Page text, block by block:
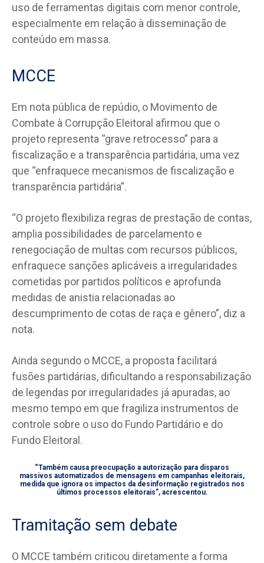
uso de ferramentas digitais com menor controle,
especialmente em relação à disseminação de
conteúdo em massa.
MCCE
Em nota pública de repúdio, o Movimento de
Combate à Corrupção Eleitoral afirmou que o
projeto representa “grave retrocesso” para a
fiscalização e a transparência partidária, uma vez
que “enfraquece mecanismos de fiscalização e
transparência partidária”.
“O projeto flexibiliza regras de prestação de contas,
amplia possibilidades de parcelamento e
renegociação de multas com recursos públicos,
enfraquece sanções aplicáveis a irregularidades
cometidas por partidos políticos e aprofunda
medidas de anistia relacionadas ao
descumprimento de cotas de raça e gênero”, diz a
nota.
Ainda segundo o MCCE, a proposta facilitará
fusões partidárias, dificultando a responsabilização
de legendas por irregularidades já apuradas, ao
mesmo tempo em que fragiliza instrumentos de
controle sobre o uso do Fundo Partidário e do
Fundo Eleitoral.
“Também causa preocupação a autorização para disparos
massivos automatizados de mensagens em campanhas eleitorais,
medida que ignora os impactos da desinformação registrados nos
últimos processos eleitorais”, acrescentou.
Tramitação sem debate
O MCCE também criticou diretamente a forma